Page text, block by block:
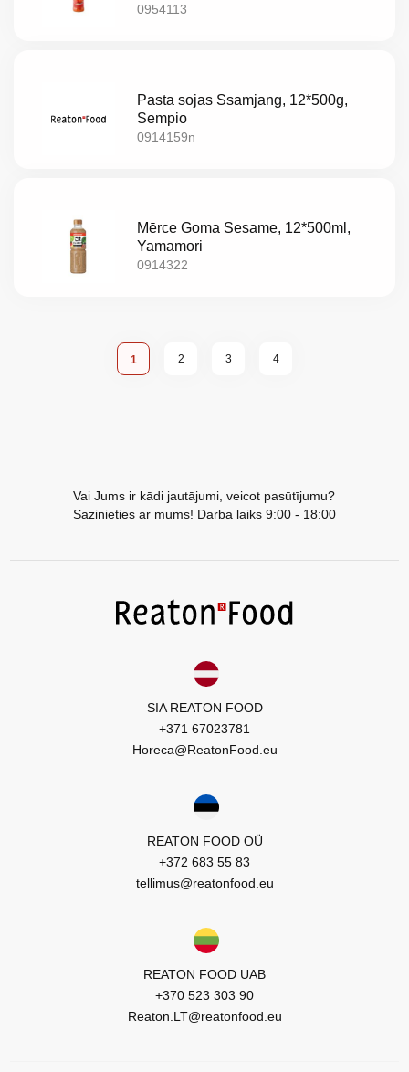
0954113
Pasta sojas Ssamjang, 12*500g,
Sempio
0914159n
Mērce Goma Sesame, 12*500ml,
Yamamori
0914322
You're currently reading page
1 Lapa
2 Lapa
3 Lapa
4
Vai Jums ir kādi jautājumi, veicot pasūtījumu?
Sazinieties ar mums! Darba laiks 9:00 - 18:00
SIA REATON FOOD
+371 67023781
Horeca@ReatonFood.eu
REATON FOOD OÜ
+372 683 55 83
tellimus@reatonfood.eu
REATON FOOD UAB
+370 523 303 90
Reaton.LT@reatonfood.eu